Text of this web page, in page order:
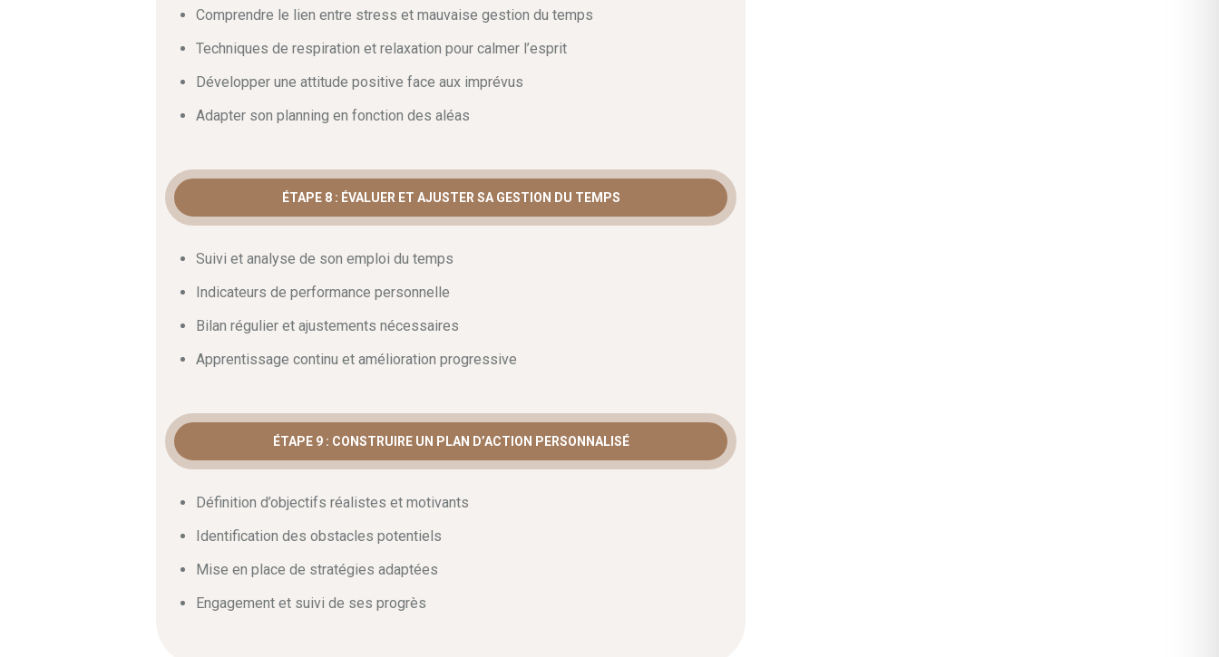
Comprendre le lien entre stress et mauvaise gestion du temps
Techniques de respiration et relaxation pour calmer l’esprit
Développer une attitude positive face aux imprévus
Adapter son planning en fonction des aléas
ÉTAPE 8 : ÉVALUER ET AJUSTER SA GESTION DU TEMPS
Suivi et analyse de son emploi du temps
Indicateurs de performance personnelle
Bilan régulier et ajustements nécessaires
Apprentissage continu et amélioration progressive
ÉTAPE 9 : CONSTRUIRE UN PLAN D’ACTION PERSONNALISÉ
Définition d’objectifs réalistes et motivants
Identification des obstacles potentiels
Mise en place de stratégies adaptées
Engagement et suivi de ses progrès